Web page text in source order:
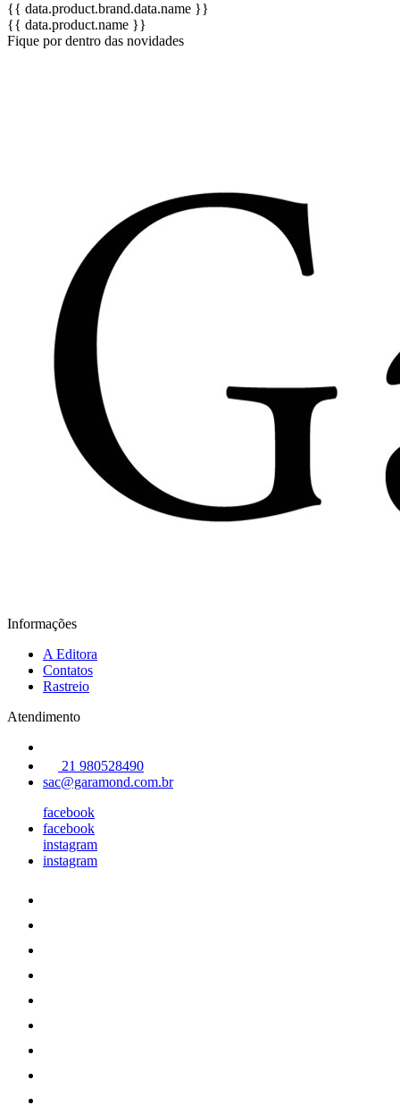
{{ data.product.brand.data.name }}
{{ data.product.name }}
Fique por dentro das novidades
Informações
A Editora
Contatos
Rastreio
Atendimento
21 980528490
sac@garamond.com.br
facebook
facebook
instagram
instagram